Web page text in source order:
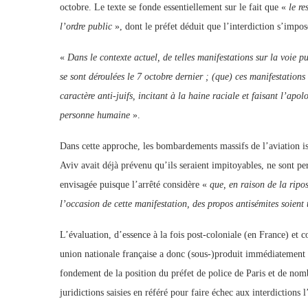
octobre. Le texte se fonde essentiellement sur le fait que « le
l’ordre public », dont le préfet déduit que l’interdiction
« Dans le contexte actuel, de telles manifestations sur la voie
se sont déroulées le 7 octobre dernier ; (que) ces
caractère anti-juifs, incitant à la haine raciale et faisant
personne humaine ».
Dans cette approche, les bombardements massifs de
Aviv avait déjà prévenu qu’ils seraient impitoyables, ne sont
envisagée puisque l’arrêté considère « que, en raison de la
l’occasion de cette manifestation, des propos antisémites soient
L’évaluation, d’essence à la fois post-coloniale (en France) et
union nationale française a donc (sous-)produit
fondement de la position du préfet de police de Paris et de
juridictions saisies en référé pour faire échec aux interdictions